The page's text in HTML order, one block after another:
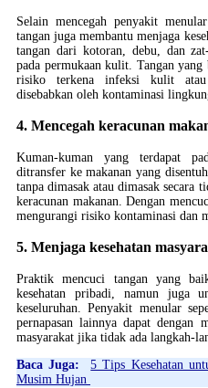
Selain mencegah penyakit
tangan juga membantu menjaga
tangan dari kotoran, debu, dan
pada permukaan kulit. Tangan
risiko terkena infeksi kulit atau
disebabkan oleh kontaminasi
4. Mencegah keracunan
Kuman-kuman yang terdapat
ditransfer ke makanan yang
tanpa dimasak atau dimasak secara
keracunan makanan. Dengan
mengurangi risiko kontaminasi dan
5. Menjaga kesehatan
Praktik mencuci tangan yang
kesehatan pribadi, namun juga
keseluruhan. Penyakit menular
pernapasan lainnya dapat dengan
masyarakat jika tidak ada langkah-
Baca Juga:
​​5 Tips Kesehatan
Musim Hujan